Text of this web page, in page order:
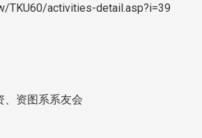
TKU60/activities-detail.asp?i=39
、资图系系友会